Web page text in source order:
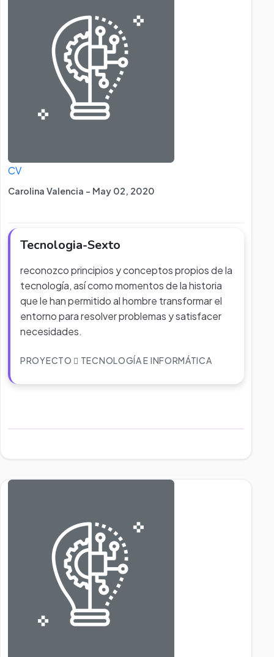
CV
Carolina Valencia - May 02, 2020
Tecnologia-Sexto
reconozco principios y conceptos propios de la
tecnología, así como momentos de la historia
que le han permitido al hombre transformar el
entorno para resolver problemas y satisfacer
necesidades.
PROYECTO TECNOLOGÍA E INFORMÁTICA